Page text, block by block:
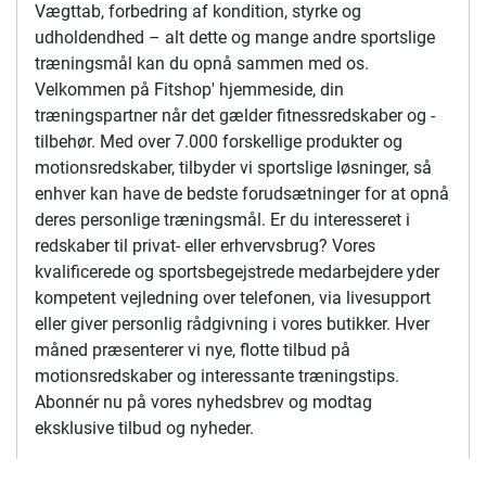
Vægttab, forbedring af kondition, styrke og
udholdendhed – alt dette og mange andre sportslige
træningsmål kan du opnå sammen med os.
Velkommen på Fitshop' hjemmeside, din
træningspartner når det gælder fitnessredskaber og -
tilbehør. Med over 7.000 forskellige produkter og
motionsredskaber, tilbyder vi sportslige løsninger, så
enhver kan have de bedste forudsætninger for at opnå
deres personlige træningsmål. Er du interesseret i
redskaber til privat- eller erhvervsbrug? Vores
kvalificerede og sportsbegejstrede medarbejdere yder
kompetent vejledning over telefonen, via livesupport
eller giver personlig rådgivning i vores butikker. Hver
måned præsenterer vi nye, flotte tilbud på
motionsredskaber og interessante træningstips.
Abonnér nu på vores nyhedsbrev og modtag
eksklusive tilbud og nyheder.